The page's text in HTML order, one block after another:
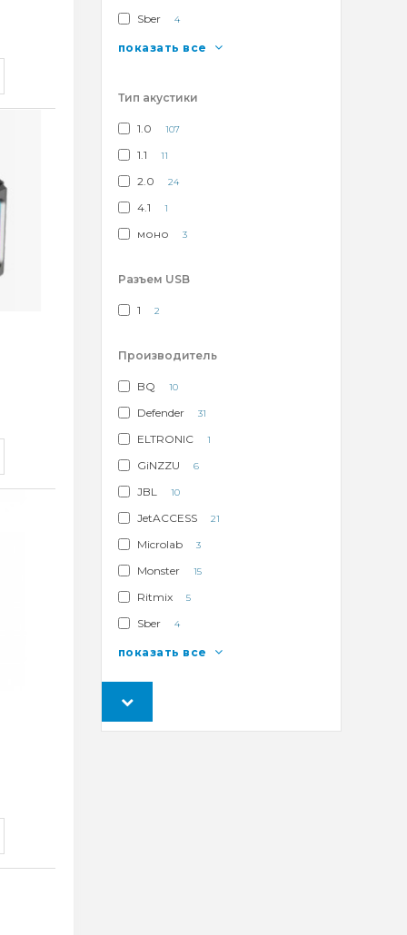
Sber 4
показать все
Тип акустики
1.0 107
1.1 11
2.0 24
4.1 1
моно 3
Разъем USB
1 2
Производитель
BQ 10
Defender 31
ELTRONIC 1
GiNZZU 6
JBL 10
JetACCESS 21
Microlab 3
Monster 15
Ritmix 5
Sber 4
показать все